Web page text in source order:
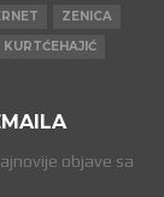
ZENICA
KURTĆEHAJIĆ
objave sa